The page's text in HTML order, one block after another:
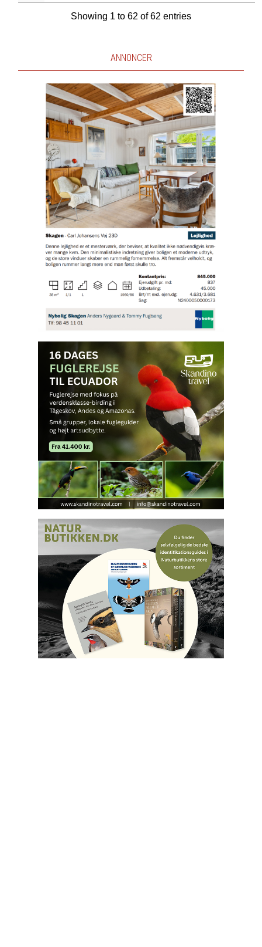
Showing 1 to 62 of 62 entries
ANNONCER